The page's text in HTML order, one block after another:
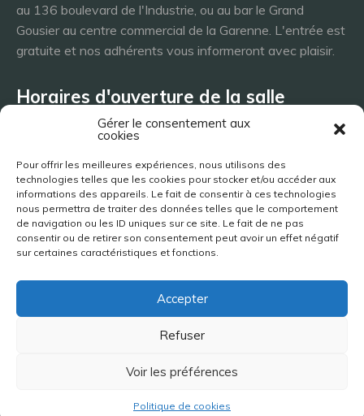
Gérer le consentement aux
cookies
Pour offrir les meilleures expériences, nous utilisons des
technologies telles que les cookies pour stocker et/ou accéder aux
informations des appareils. Le fait de consentir à ces technologies
nous permettra de traiter des données telles que le comportement
de navigation ou les ID uniques sur ce site. Le fait de ne pas
consentir ou de retirer son consentement peut avoir un effet négatif
sur certaines caractéristiques et fonctions.
Accepter
Refuser
Voir les préférences
Politique de cookies
au 136 boulevard de l'Industrie, ou au bar le Grand
Gousier au centre commercial de la Garenne. L'entrée est
gratuite et nos adhérents vous informeront avec plaisir.
Horaires d'ouverture de la salle
Mardi 8h - 23h
Mercredi - 8h - 23h
Jeudi 8h - 23h
Vendredi 8h - 23h
Samedi 8h - 23h
Site réalisé par Jimy Bigaud | 2019-2026